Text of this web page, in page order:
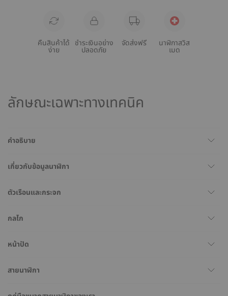
คืนสินค้าได้
ง่าย
ชำระเงินอย่าง
ปลอดภัย
จัดส่งฟรี นาฬิกาสวิส
เมด
ลักษณะเฉพาะทางเทคนิค
คำอธิบาย
เกี่ยวกับข้อมูลนาฬิกา
ตัวเรือนและกระจก
กลไก
หน้าปัด
สายนาฬิกา